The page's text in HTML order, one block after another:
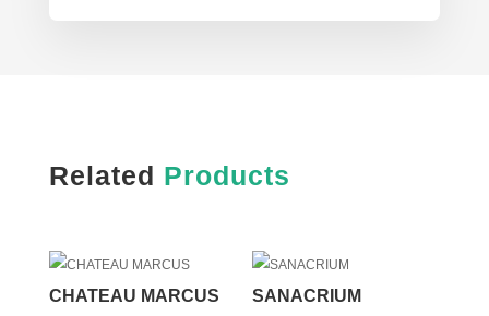
Related Products
CHATEAU MARCUS SANACRIUM